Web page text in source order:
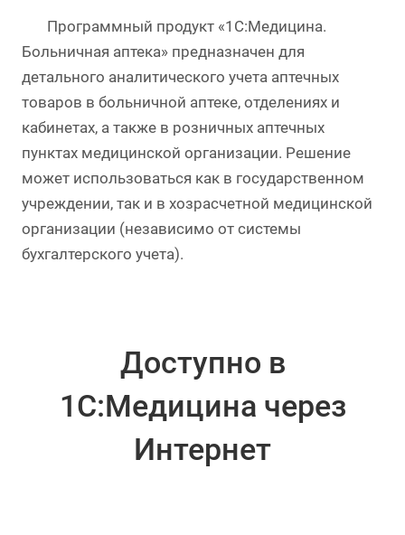
Программный продукт «1C:Медицина.
Больничная аптека» предназначен для
детального аналитического учета аптечных
товаров в больничной аптеке, отделениях и
кабинетах, а также в розничных аптечных
пунктах медицинской организации. Решение
может использоваться как в государственном
учреждении, так и в хозрасчетной медицинской
организации (независимо от системы
бухгалтерского учета).
Доступно в
1С:Медицина через
Интернет